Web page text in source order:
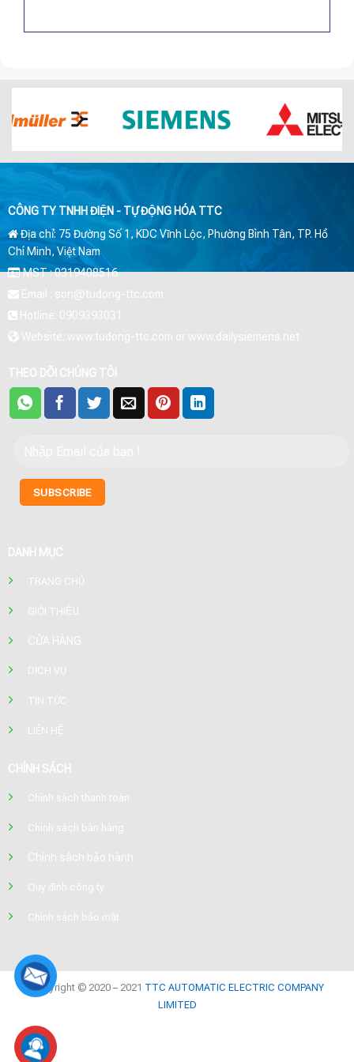
CÔNG TY TNHH ĐIỆN - TỰ ĐỘNG HÓA TTC
Địa chỉ: 75 Đường Số 1, KDC Vĩnh Lộc, Phường Bình Tân, TP. Hồ
Chí Minh, Việt Nam
MST : 0319408516
Email : son@tudong-ttc.com
Hotline: 0909393031
Website: www.tudong-ttc.com or www.dailysiemens.net
THEO DÕI CHÚNG TÔI
DANH MỤC
TRANG CHỦ
GIỚI THIỆU
CỬA HÀNG
DỊCH VỤ
TIN TỨC
LIÊN HỆ
CHÍNH SÁCH
Chính sách thanh toán
Chính sách bán hàng
Chính sách bảo hành
Quy định công ty
Chính sách bảo mật
Copyright © 2020 – 2021 TTC AUTOMATIC ELECTRIC COMPANY
LIMITED